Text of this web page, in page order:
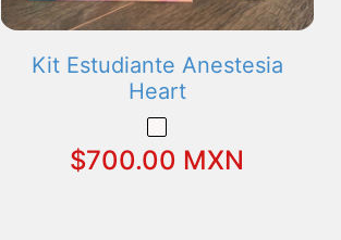
Kit Estudiante Anestesia
Heart
$700.00 MXN